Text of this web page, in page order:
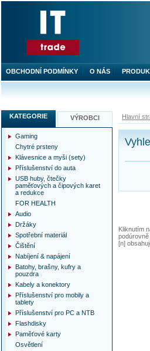
Hlavní
Kliknutím
[n]
KATEGORIE VÝROBCI
Gaming
Chytré prsteny
Klávesnice a myši (sety)
Příslušenství do auta
USB huby, čtečky
paměťových a čipových karet
a redukce
FOR HEALTH
Audio
Držáky
Spotřební materiál
Čištění
Nabíjení & napájení
Batohy, brašny, kufry a
pouzdra
Kabely a konektory
Příslušenství pro mobily a
tablety
Příslušenství pro PC a NTB
Flashdisky
Paměťové karty
Osvětlení
OBCHODNÍ PODMÍNKY O NÁS